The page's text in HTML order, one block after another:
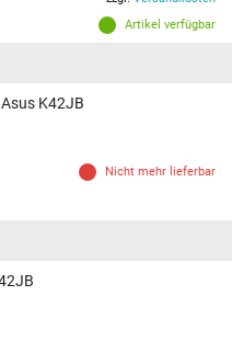
Artikel verfügbar
K42JB
Nicht mehr lieferbar